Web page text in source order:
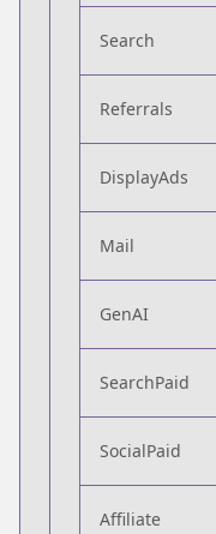
Search
Referrals
DisplayAds
Mail
GenAI
SearchPaid
SocialPaid
Affiliate